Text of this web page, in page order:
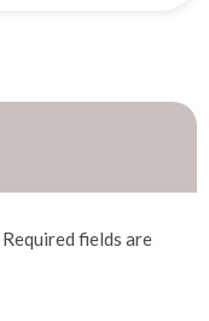
Required fields are